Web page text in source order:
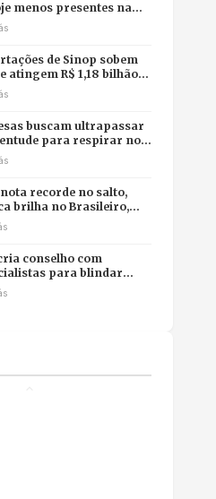
menos presentes na
filhos, revela pesquisa
de Sinop sobem
atingem R$ 1,18 bilhão
da soja e do milho
buscam ultrapassar
para respirar no
recorde no salto,
brilha no Brasileiro,
físico e abre mão
conselho com
para blindar
contra desinformação